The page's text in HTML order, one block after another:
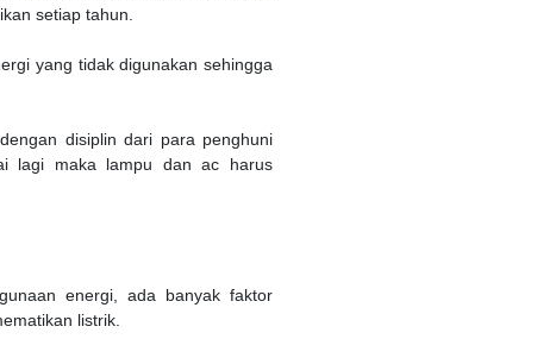
setiap tahun.
yang tidak digunakan sehingga
disiplin dari para penghuni
lagi maka lampu dan ac harus
energi, ada banyak faktor
listrik.